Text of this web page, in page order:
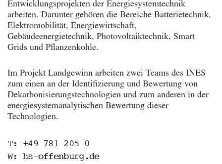
Entwicklungsprojekten der Energiesystemtechnik
arbeiten. Darunter gehören die Bereiche Batterietechnik,
Elektromobilität, Energiewirtschaft,
Gebäudeenergietechnik, Photovoltaiktechnik, Smart
Grids und Pflanzenkohle.
Im Projekt Landgewinn arbeiten zwei Teams des INES
zum einen an der Identifizierung und Bewertung von
Dekarbonisierungstechnologien und zum anderen in der
energiesystemanalytischen Bewertung dieser
Technologien.
T: +49 781 205 0
W: hs-offenburg.de